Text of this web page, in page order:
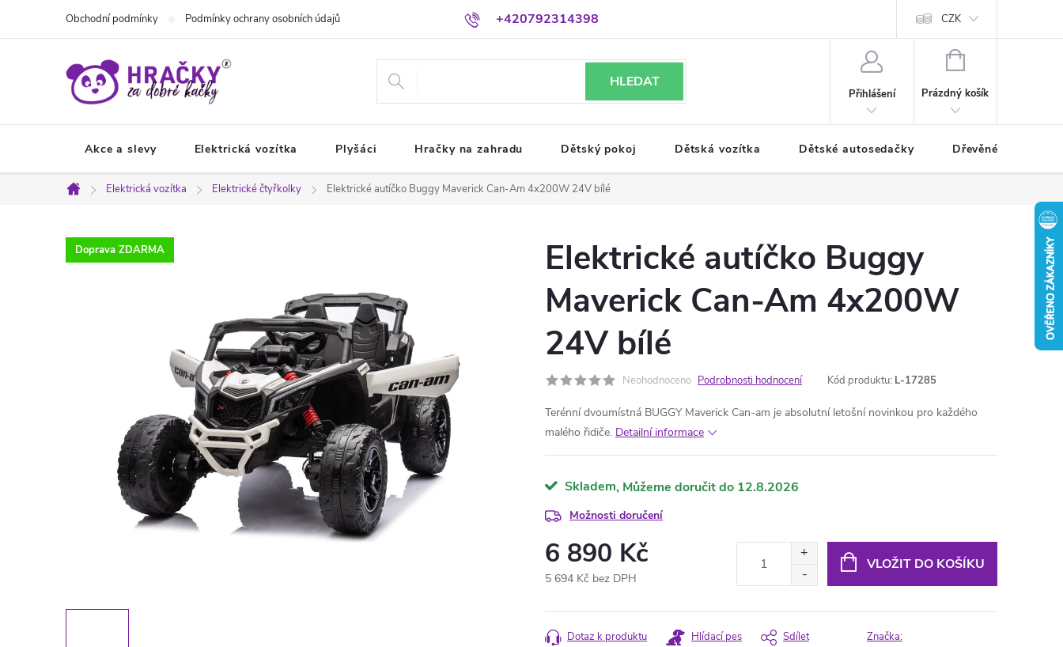
+420792314398
Obchodní podmínky Podmínky ochrany osobních údajů CZK
HLEDAT
Přihlášení
NÁKUPNÍ
Prázdný košík
Akce a slevy Elektrická vozítka Plyšáci Hračky na zahradu Dětský pokoj Dětská vozítka Dětské autosedačky Dřevěné hračky
Domů
Elektrická vozítka Elektrické čtyřkolky Elektrické autíčko Buggy Maverick Can-Am 4x200W 24V bílé
Doprava ZDARMA
Elektrické autíčko Buggy
Maverick Can-Am 4x200W
24V bílé
Neohodnoceno Podrobnosti hodnocení Kód produktu: L-17285
Terénní dvoumístná BUGGY Maverick Can-am je absolutní letošní novinkou pro každého
malého řidiče. Detailní informace
Skladem 12.8.2026
Možnosti doručení
6 890 Kč
5 694 Kč bez DPH
cena:
VLOŽIT DO KOŠÍKU
Dotaz k produktu Hlídací pes Sdílet
Značka: